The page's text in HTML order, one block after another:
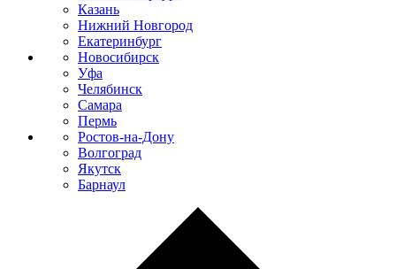
Казань
Нижний Новгород
Екатеринбург
Новосибирск
Уфа
Челябинск
Самара
Пермь
Ростов-на-Дону
Волгоград
Якутск
Барнаул